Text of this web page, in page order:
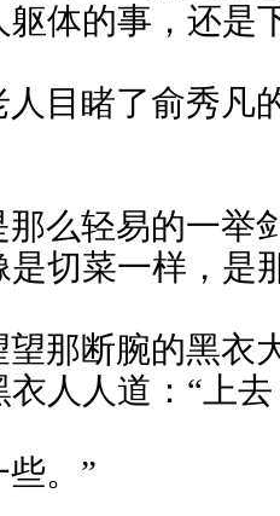
躯体的事，还是
目睹了俞秀凡
么轻易的一举
是切菜一样，是
那断腕的黑衣
衣人人道：“上
。”